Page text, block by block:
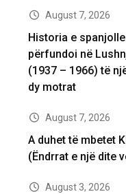
August 7, 2026
Historia e
përfundoi në
(1937 – 1966) të
dy motrat
August 7, 2026
A duhet të mbetet
(Ëndrrat e një dite
August 3, 2026